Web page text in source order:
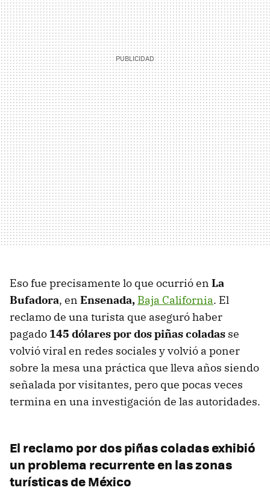
Eso fue precisamente lo que ocurrió en La
Bufadora, en Ensenada, Baja California. El
reclamo de una turista que aseguró haber
pagado 145 dólares por dos piñas coladas se
volvió viral en redes sociales y volvió a poner
sobre la mesa una práctica que lleva años siendo
señalada por visitantes, pero que pocas veces
termina en una investigación de las autoridades.
El reclamo por dos piñas coladas exhibió
un problema recurrente en las zonas
turísticas de México